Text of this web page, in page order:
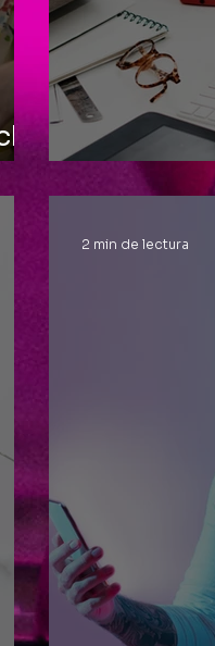
Una
2 min de lectura